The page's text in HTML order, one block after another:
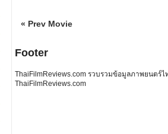
« Prev Movie
Footer
ThaiFilmReviews.com รวบรวมข้อมูลภาพยนตร์
ThaiFilmReviews.com